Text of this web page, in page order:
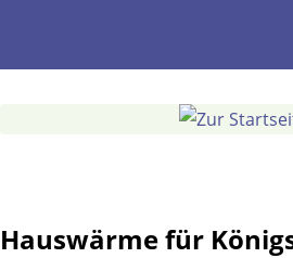
Inhalt
Hauswärme für